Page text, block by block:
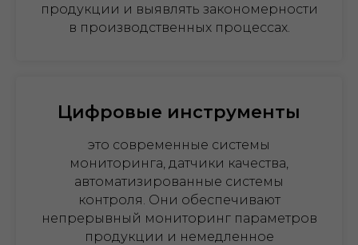
продукции и выявлять закономерности
в производственных процессах.
Цифровые инструменты
это современные системы
мониторинга, датчики качества,
автоматизированные системы
контроля. Они обеспечивают
непрерывный мониторинг параметров
продукции и немедленное